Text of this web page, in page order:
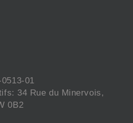
01
34 Rue du Minervois,
0B2